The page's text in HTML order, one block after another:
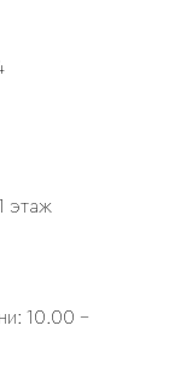
этаж
10.00 -